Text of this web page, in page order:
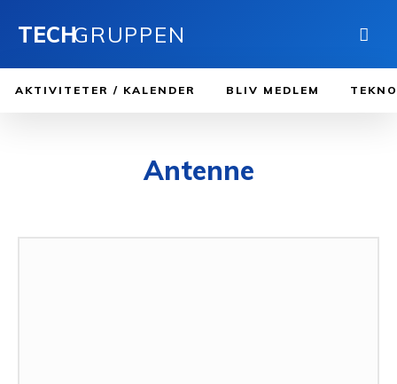
TECHGRUPPEN
AKTIVITETER / KALENDER BLIV MEDLEM
Antenne